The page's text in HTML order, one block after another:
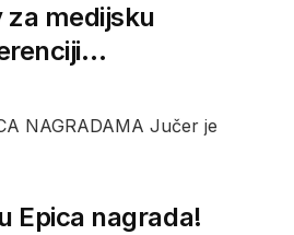
za medijsku
NAGRADAMA Jučer je
Epica nagrada!